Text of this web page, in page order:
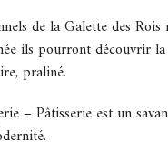
de la Galette des Rois
ils pourront découvrir
praliné.
– Pâtisserie est un